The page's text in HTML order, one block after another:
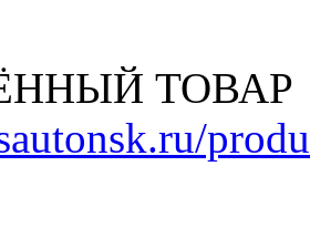
ТОВАР